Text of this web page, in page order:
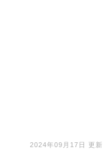
2024年09月17日 更新